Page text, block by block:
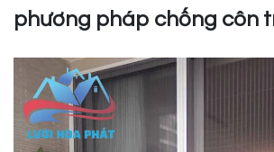
phương pháp chống côn